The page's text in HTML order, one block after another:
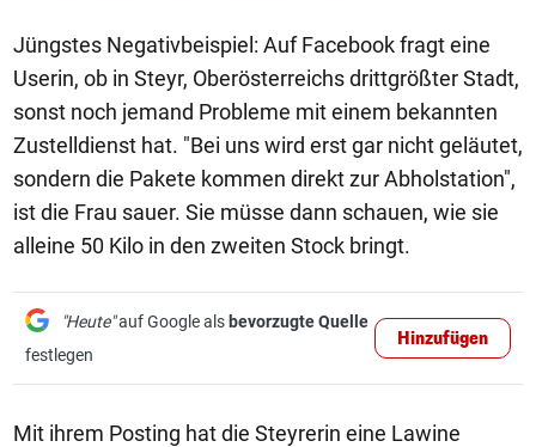
Jüngstes Negativbeispiel: Auf Facebook fragt eine
Userin, ob in Steyr, Oberösterreichs drittgrößter Stadt,
sonst noch jemand Probleme mit einem bekannten
Zustelldienst hat. "Bei uns wird erst gar nicht geläutet,
sondern die Pakete kommen direkt zur Abholstation",
ist die Frau sauer. Sie müsse dann schauen, wie sie
alleine 50 Kilo in den zweiten Stock bringt.
"Heute"auf Google als bevorzugte Quelle
festlegen
Hinzufügen
Mit ihrem Posting hat die Steyrerin eine Lawine